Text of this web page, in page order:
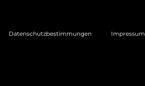
Datenschutzbestimmungen Impressum